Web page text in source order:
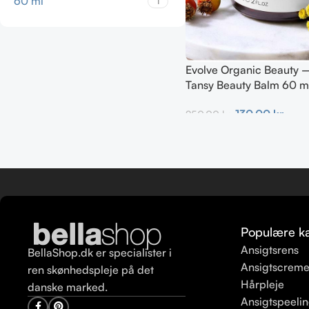
Evolve Organic Beauty
Tansy Beauty Balm 60
250,00 kr. 130,00 kr.
BellaShop.dk er specialister i
ren skønhedspleje på det
danske marked.
Populære
Ansigtsrens
Hårpleje